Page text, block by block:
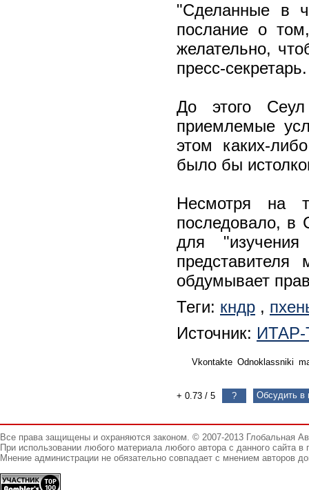
"Сделанные в
послание о
желательно,
пресс-секретарь.
До этого Сеул
приемлемые
этом каких-
было бы
Несмотря на
последовало, в
для
обдумывает
Теги: кндр ,
Источник:
Vkontakte Odnoklassniki
+ 0.73 / 5 ? Обсудить в
Все права защищены и охраняются законом. © 2007-2013 Глобальная
При использовании любого материала любого автора с данного сайта
Мнение администрации не обязательно совпадает с мнением авторов